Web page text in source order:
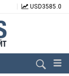
USD3585.0